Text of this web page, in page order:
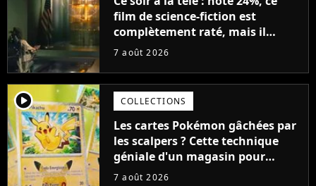
film de science-fiction est
complètement raté, mais il
aurait pu être encore pire à
7 août 2026
player2 COLLECTIONS
Les cartes Pokémon gâchées par
les scalpers ? Cette technique
géniale d'un magasin pour
ruiner les revendeurs
7 août 2026